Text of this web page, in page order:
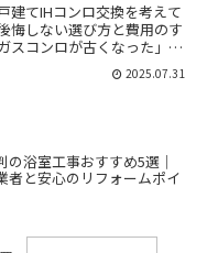
建てIHコンロ交換を考えて
悔しない選び方と費用のす
スコンロが古くなった」
変えたいけど、何から始め
からない」「費用や工事の
2025.07.31
の浴室工事おすすめ5選｜
者と安心のリフォームポイ